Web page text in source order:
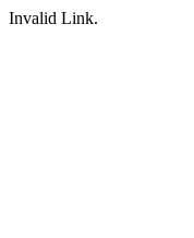
Invalid Link.